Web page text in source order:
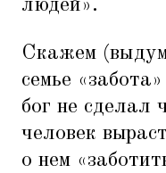
людей».
Скажем
семье «
бог не сделал
человек
о нем «